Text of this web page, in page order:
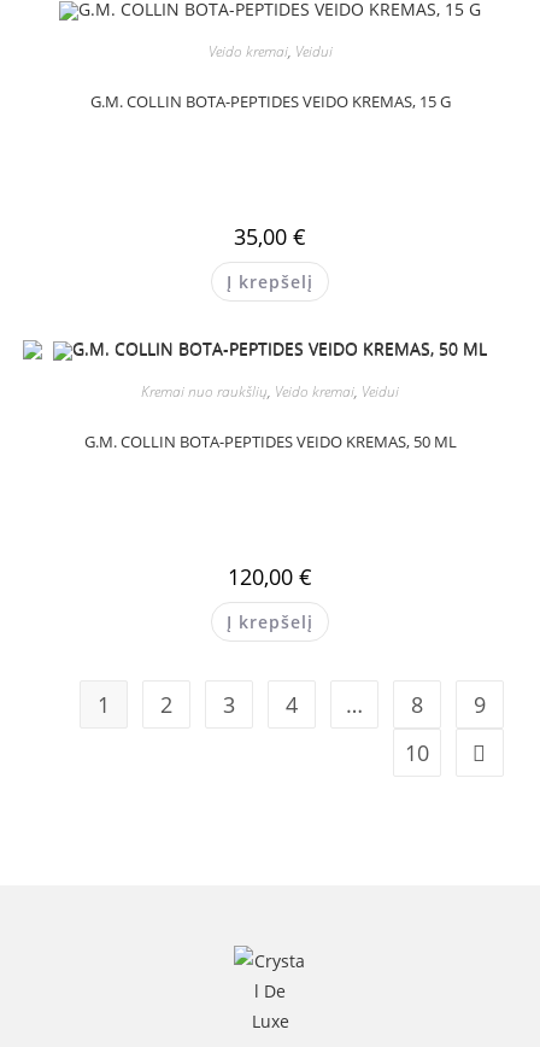
Veido kremai, Veidui
G.M. COLLIN BOTA-PEPTIDES VEIDO KREMAS, 15 G
35,00 €
Į krepšelį
Kremai nuo raukšlių, Veido kremai, Veidui
G.M. COLLIN BOTA-PEPTIDES VEIDO KREMAS, 50 ML
120,00 €
Į krepšelį
1 2 3 4 … 8
9
10